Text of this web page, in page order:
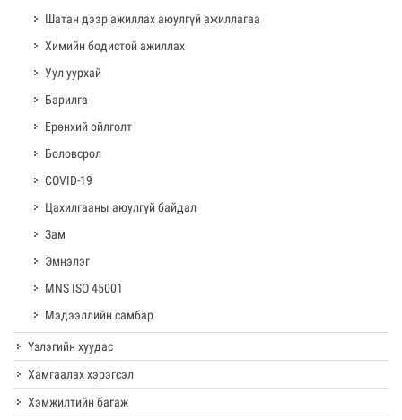
Шатан дээр ажиллах аюулгүй ажиллагаа
Химийн бодистой ажиллах
Уул уурхай
Барилга
Ерөнхий ойлголт
Боловсрол
COVID-19
Цахилгааны аюулгүй байдал
Зам
Эмнэлэг
MNS ISO 45001
Мэдээллийн самбар
Үзлэгийн хуудас
Хамгаалах хэрэгсэл
Хэмжилтийн багаж